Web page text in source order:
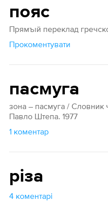
пояс
Прямъıй переклад
Прокоментувати
пасмуга
зона – пасмуга / Словник
Павло Штепа. 1977
1 коментар
різа
4 коментарі